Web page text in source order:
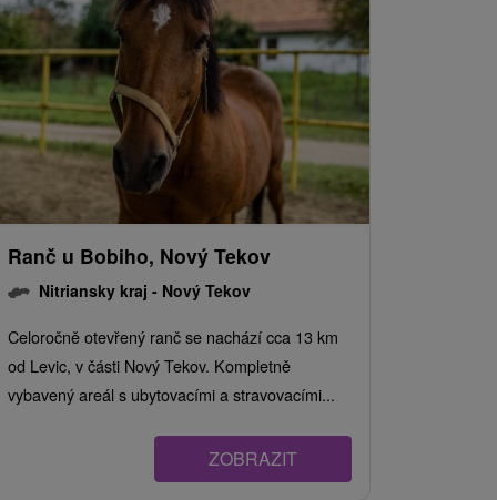
Ranč u Bobiho, Nový Tekov
Nitriansky kraj - Nový Tekov
Celoročně otevřený ranč se nachází cca 13 km
od Levic, v části Nový Tekov. Kompletně
vybavený areál s ubytovacími a stravovacími...
ZOBRAZIT